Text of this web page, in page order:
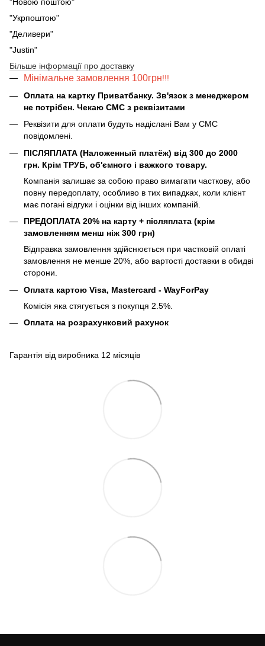
"Укрпоштою"
"Деливери"
"Justin"
Більше інформації про доставку
Мінімальне замовлення 100грн!!!
Оплата на картку Приватбанку. Зв'язок з менеджером
не потрібен. Чекаю СМС з реквізитами
Реквізити для оплати будуть надіслані Вам у СМС
повідомлені.
ПІСЛЯПЛАТА (Наложенный платёж) від 300 до 2000
грн. Крім ТРУБ, об'ємного і важкого товару.
Компанія залишає за собою право вимагати часткову, або
повну передоплату, особливо в тих випадках, коли клієнт
має погані відгуки і оцінки від інших компаній.
ПРЕДОПЛАТА 20% на карту + післяплата (крім
замовленням менш ніж 300 грн)
Відправка замовлення здійснюється при частковій оплаті
замовлення не менше 20%, або вартості доставки в обидві
сторони.
Оплата картою Visa, Mastercard - WayForPay
Комісія яка стягується з покупця 2.5%.
Оплата на розрахунковий рахунок
Гарантія від виробника 12 місяців